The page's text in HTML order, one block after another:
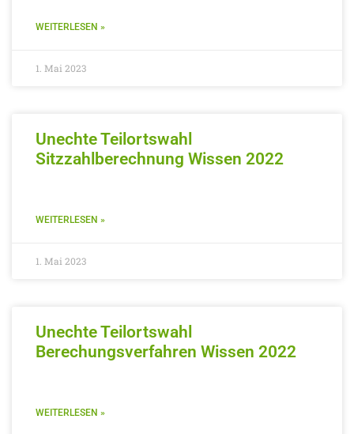
WEITERLESEN »
1. Mai 2023
Unechte Teilortswahl
Sitzzahlberechnung Wissen 2022
WEITERLESEN »
1. Mai 2023
Unechte Teilortswahl
Berechungsverfahren Wissen 2022
WEITERLESEN »